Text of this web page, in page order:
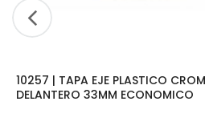
10257 | TAPA EJE PLASTICO
DELANTERO 33MM ECONOMICO